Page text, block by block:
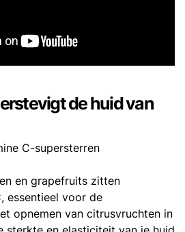
de huid van
C-supersterren
en grapefruits zitten
essentieel voor de
opnemen van citrusvruchten in